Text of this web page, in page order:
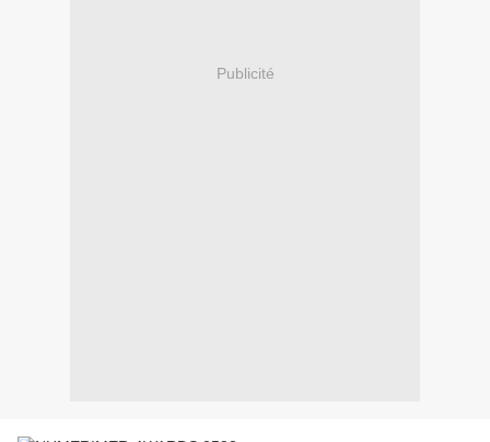
Publicité